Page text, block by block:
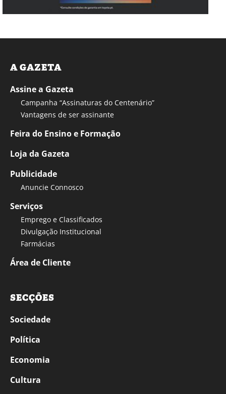
A GAZETA
Assine a Gazeta
Campanha “Assinaturas do Centenário”
Vantagens de ser assinante
Feira do Ensino e Formação
Loja da Gazeta
Publicidade
Anuncie Connosco
Serviços
Emprego e Classificados
Divulgação Institucional
Farmácias
Área de Cliente
SECÇÕES
Sociedade
Política
Economia
Cultura